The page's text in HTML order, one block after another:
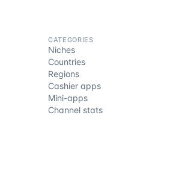
CATEGORIES
Niches
Countries
Regions
Cashier apps
Mini-apps
Channel stats